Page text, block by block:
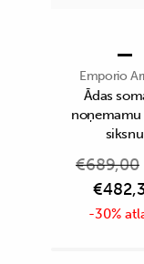
Emporio
Ādas
noņemamu
siksnu
€689,00
€
-30%